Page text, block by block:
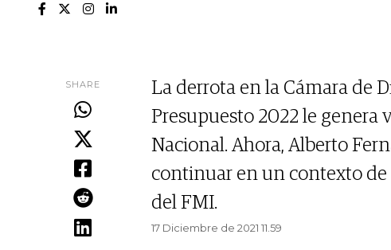
SHARE
La derrota en la Cámara de
Presupuesto 2022 le
Nacional. Ahora, Alberto
continuar en un contexto
del FMI.
17 Diciembre de 2021 11.59